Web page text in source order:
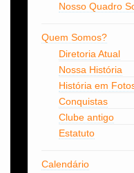
Nosso Quadro
Quem Somos?
Diretoria Atual
Nossa História
História em
Conquistas
Clube antigo
Estatuto
Calendário